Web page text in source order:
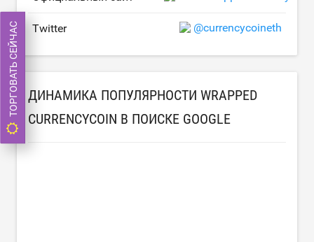
Twitter @currencycoineth
ДИНАМИКА ПОПУЛЯРНОСТИ WRAPPED
CURRENCYCOIN В ПОИСКЕ GOOGLE
ТОРГОВАТЬ СЕЙЧАС